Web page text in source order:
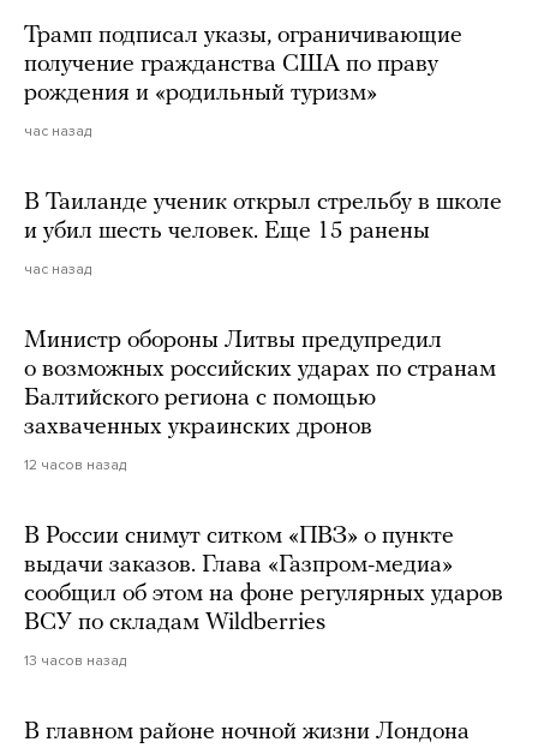
Трамп подписал указы, ограничивающие
получение гражданства США по праву
рождения и «родильный туризм»
час назад
В Таиланде ученик открыл стрельбу в школе
и убил шесть человек. Еще 15 ранены
час назад
Министр обороны Литвы предупредил
о возможных российских ударах по странам
Балтийского региона с помощью
захваченных украинских дронов
12 часов назад
В России снимут ситком «ПВЗ» о пункте
выдачи заказов. Глава «Газпром-медиа»
сообщил об этом на фоне регулярных ударов
ВСУ по складам Wildberries
13 часов назад
В главном районе ночной жизни Лондона